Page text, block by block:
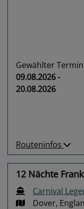
Gewählter
09.08.2026 -
20.08.2026
Routeninfos
12 Nächte
Carnival
Dover,